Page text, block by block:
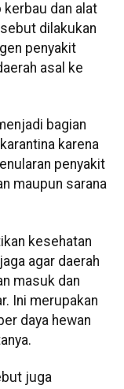
dan alat
dilakukan
penyakit
asal ke
bagian
karena
penyakit
maupun sarana
kesehatan
agar daerah
masuk dan
Ini merupakan
daya hewan
juga